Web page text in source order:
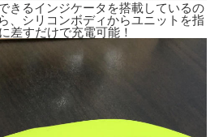
きるインジケータを搭載しているの
、シリコンボディからユニットを指
差すだけで充電可能！